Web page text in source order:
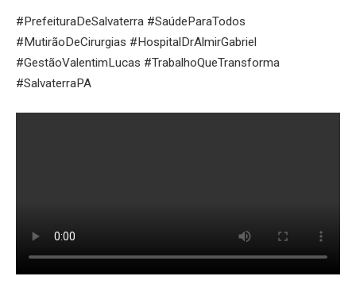
#PrefeituraDeSalvaterra #SaúdeParaTodos
#MutirãoDeCirurgias #HospitalDrAlmirGabriel
#GestãoValentimLucas #TrabalhoQueTransforma
#SalvaterraPA